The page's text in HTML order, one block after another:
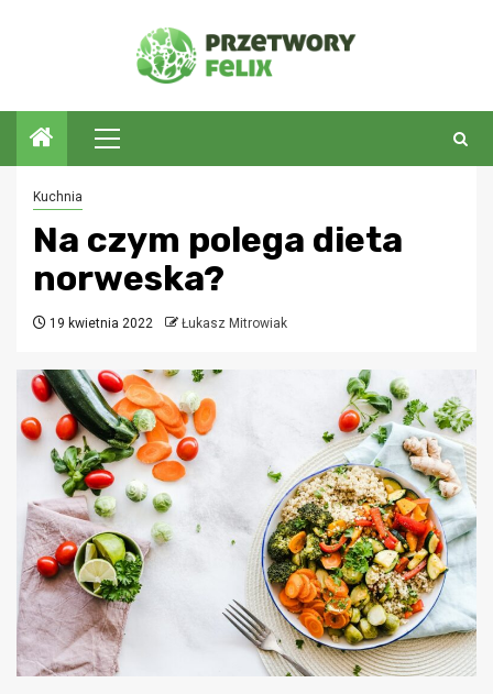
Menu
główne
Kuchnia
Na czym polega dieta
norweska?
19 kwietnia 2022 Łukasz Mitrowiak